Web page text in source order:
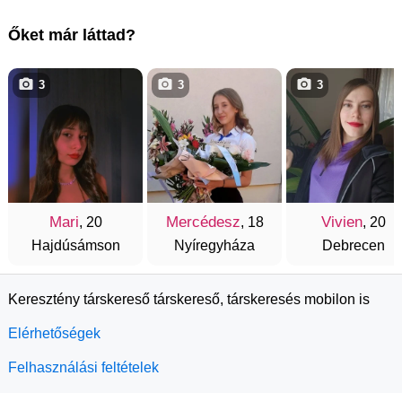
Őket már láttad?
Mari, 20
Hajdúsámson
3
Mercédesz, 18
Nyíregyháza
3
Vivien, 20
Debrecen
3
Keresztény társkereső társkereső, társkeresés mobilon is
Elérhetőségek
Felhasználási feltételek